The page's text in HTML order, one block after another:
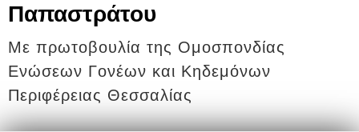
Παπαστράτου
Με πρωτοβουλία της Ομοσπονδίας
Ενώσεων Γονέων και Κηδεμόνων
Περιφέρειας Θεσσαλίας